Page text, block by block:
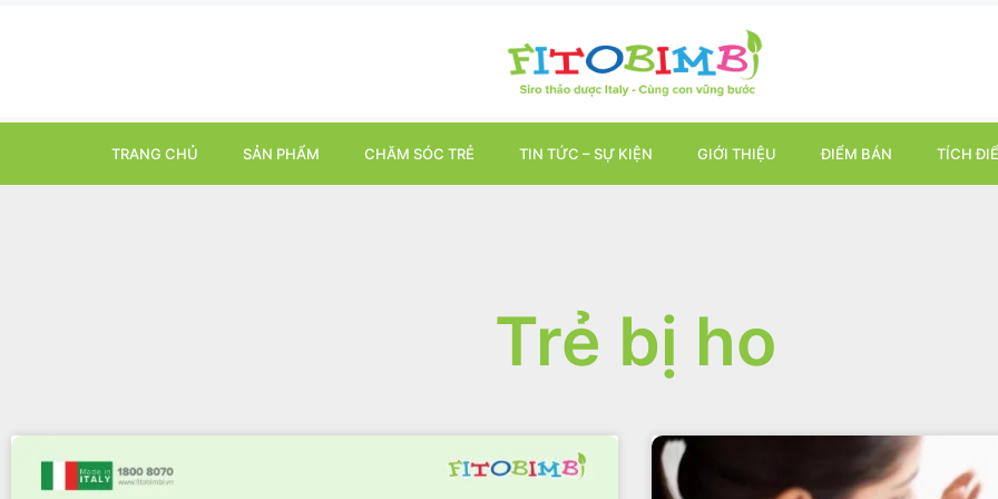
TRANG CHỦ SẢN PHẨM CHĂM SÓC TRẺ TIN TỨC – SỰ KIỆN GIỚI THIỆU ĐIỂM BÁN TÍCH
Trẻ bị ho